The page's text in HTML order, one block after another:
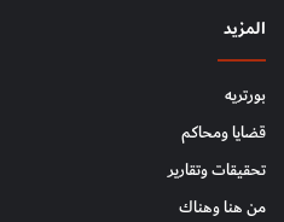
المزيد
بورتريه
قضايا ومحاكم
تحقيقات وتقارير
من هنا وهناك